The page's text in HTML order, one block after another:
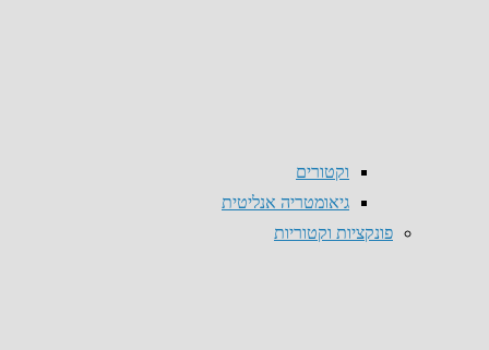
וקטורים
גיאומטריה אנליטית
פונקציות וקטוריות